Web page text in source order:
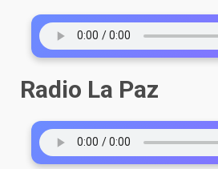
Radio La Paz